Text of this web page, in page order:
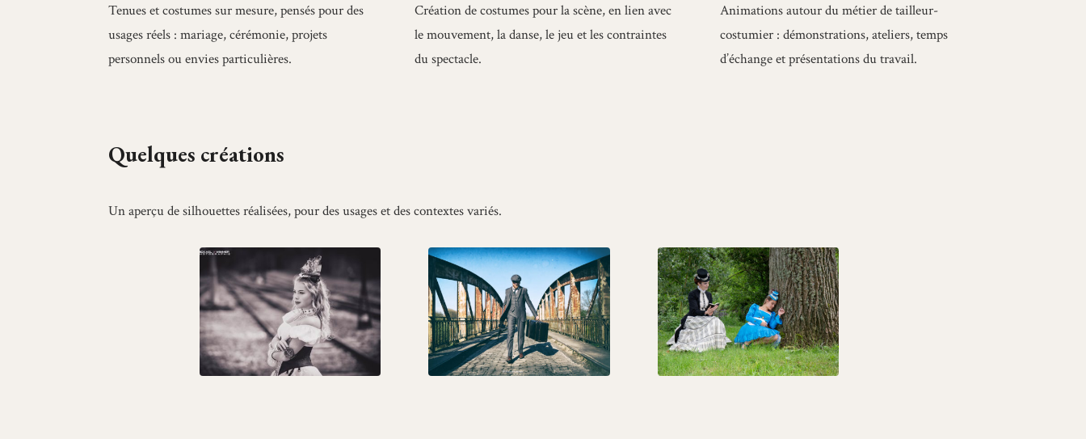
Tenues et costumes sur mesure, pensés pour des
usages réels : mariage, cérémonie, projets
personnels ou envies particulières.
Création de costumes pour la scène, en lien avec
le mouvement, la danse, le jeu et les contraintes
du spectacle.
Animations autour du métier de tailleur-
costumier : démonstrations, ateliers, temps
d’échange et présentations du travail.
Quelques créations
Un aperçu de silhouettes réalisées, pour des usages et des contextes variés.